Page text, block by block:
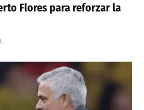
Flores para reforzar la